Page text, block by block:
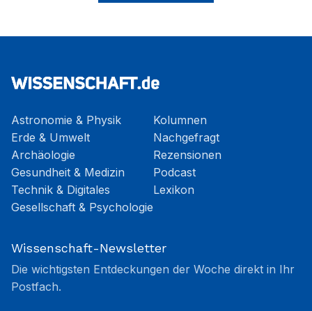
Astronomie & Physik
Erde & Umwelt
Archäologie
Gesundheit & Medizin
Technik & Digitales
Gesellschaft & Psychologie
Kolumnen
Nachgefragt
Rezensionen
Podcast
Lexikon
Wissenschaft-Newsletter
Die wichtigsten Entdeckungen der Woche direkt in Ihr
Postfach.